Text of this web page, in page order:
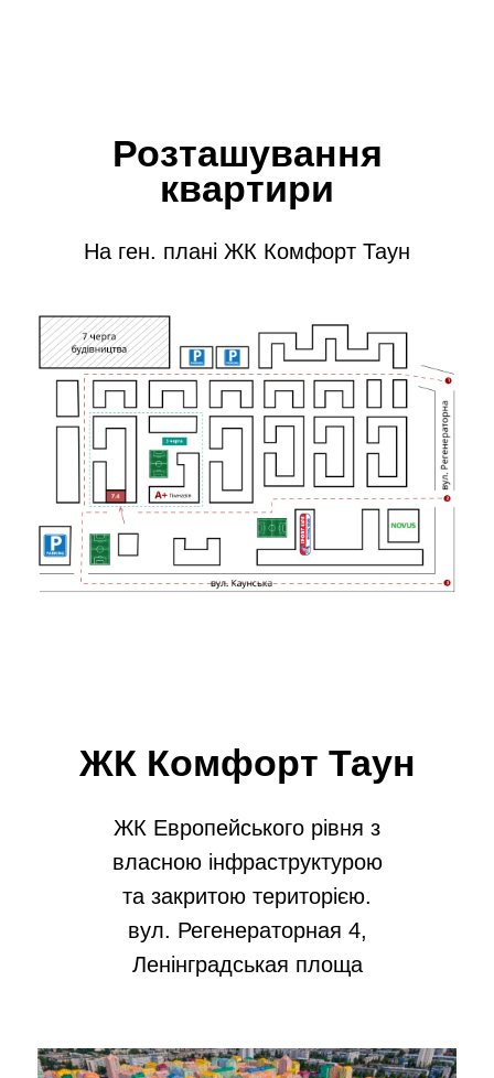
Розташування
квартири
На ген. плані ЖК Комфорт Таун
ЖК Комфорт Таун
ЖК Европейського рівня з
власною інфраструктурою
та закритою територією.
вул. Регенераторная 4,
Ленінградськая площа